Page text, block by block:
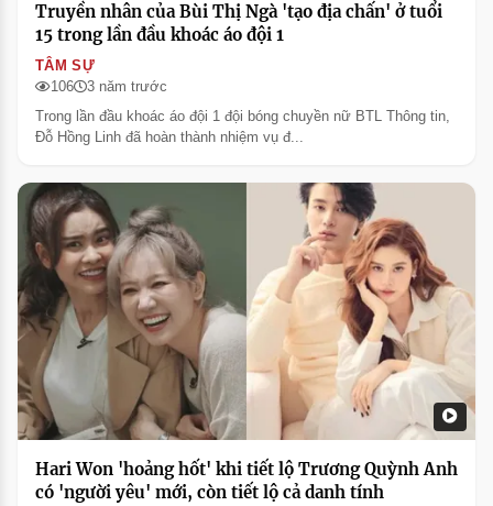
Truyền nhân của Bùi Thị Ngà 'tạo địa chấn' ở tuổi
15 trong lần đầu khoác áo đội 1
TÂM SỰ
106
3 năm trước
Trong lần đầu khoác áo đội 1 đội bóng chuyền nữ BTL Thông tin,
Đỗ Hồng Linh đã hoàn thành nhiệm vụ đ...
Hari Won 'hoảng hốt' khi tiết lộ Trương Quỳnh Anh
có 'người yêu' mới, còn tiết lộ cả danh tính